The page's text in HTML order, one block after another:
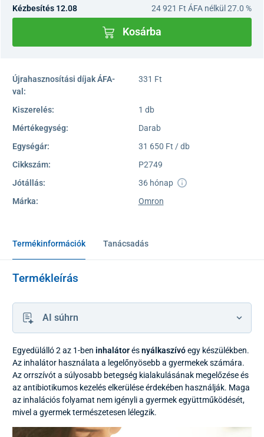
Kézbesítés 12.08 24 921 Ft ÁFA nélkül 27.0 %
Kosárba
Újrahasznosítási díjak ÁFA-
val:
331 Ft
Kiszerelés:
1 db
Mértékegység:
Darab
Egységár:
31 650 Ft / db
Cikkszám:
P2749
Jótállás:
36 hónap
Márka:
Omron
Termékinformációk Tanácsadás
Termékleírás
AI súhrn
Egyedülálló 2 az 1-ben inhalátorésnyálkaszívóegy készülékben.
Az inhalátor használata a legelőnyösebb a gyermekek számára.
Az orrszívót a súlyosabb betegség kialakulásának megelőzése és
az antibiotikumos kezelés elkerülése érdekében használják. Maga
az inhalációs folyamat nem igényli a gyermek együttműködését,
mivel a gyermek természetesen lélegzik.